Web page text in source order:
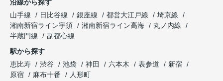
沿線から探す
山手線
日比谷線 銀座線 都営大江戸線
埼京線
湘南新宿ライン宇須
湘南新宿ライン高海
丸ノ内線
半蔵門線
副都心線
駅から探す
恵比寿
渋谷 池袋 神田 六本木 表参道
新宿
原宿
麻布十番 人形町